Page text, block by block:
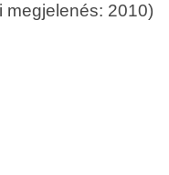
megjelenés: 2010)